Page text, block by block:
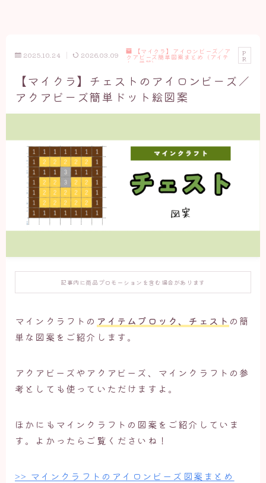
2025.10.24 2026.03.09 【マイクラ】アイロンビーズ／ア
クアビーズ簡単図案まとめ（アイテ
ム・武器）
P
R
【マイクラ】チェストのアイロンビーズ／
アクアビーズ簡単ドット絵図案
記事内に商品プロモーションを含む場合があります
マインクラフトの アイテムブロック、チェスト の簡
単な図案をご紹介します。
アクアビーズやアクアビーズ、マインクラフトの参
考としても使っていただけますよ。
ほかにもマインクラフトの図案をご紹介していま
す。よかったらご覧くださいね！
>> マインクラフトのアイロンビーズ図案まとめ